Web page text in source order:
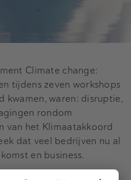
Climate change:
tijdens zeven workshops
kwamen, waren: disruptie,
rondom
van het Klimaatakkoord
dat veel bedrijven nu al
en business.